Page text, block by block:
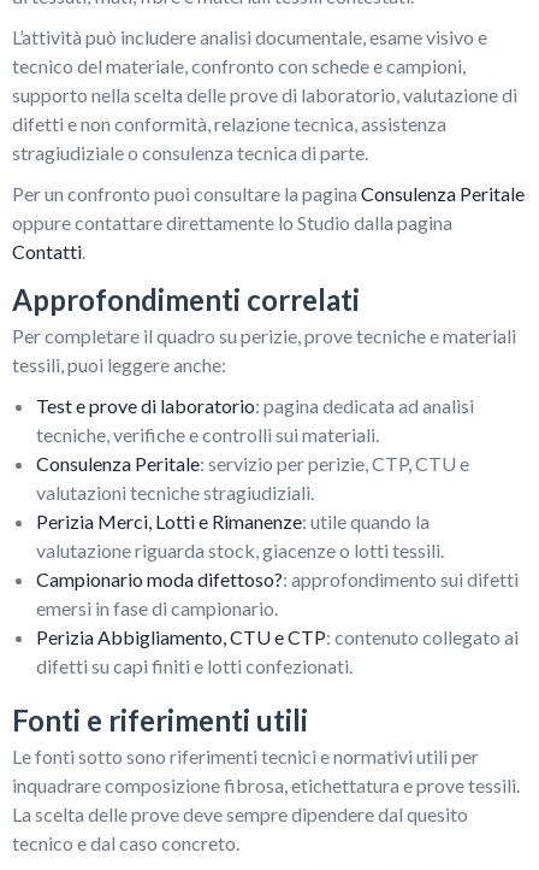
L’attività può includere analisi documentale, esame visivo e
tecnico del materiale, confronto con schede e campioni,
supporto nella scelta delle prove di laboratorio, valutazione di
difetti e non conformità, relazione tecnica, assistenza
stragiudiziale o consulenza tecnica di parte.
Per un confronto puoi consultare la pagina Consulenza Peritale
oppure contattare direttamente lo Studio dalla pagina
Contatti
Approfondimenti correlati
Per completare il quadro su perizie, prove tecniche e materiali
tessili, puoi leggere anche:
Test e prove di laboratorio: pagina dedicata ad analisi
tecniche, verifiche e controlli sui materiali.
Consulenza Peritale: servizio per perizie, CTP, CTU e
valutazioni tecniche stragiudiziali.
Perizia Merci, Lotti e Rimanenze: utile quando la
valutazione riguarda stock, giacenze o lotti tessili.
Campionario moda difettoso?: approfondimento sui difetti
emersi in fase di campionario.
Perizia Abbigliamento, CTU e CTP: contenuto collegato ai
difetti su capi finiti e lotti confezionati.
Fonti e riferimenti utili
Le fonti sotto sono riferimenti tecnici e normativi utili per
inquadrare composizione fibrosa, etichettatura e prove tessili.
La scelta delle prove deve sempre dipendere dal quesito
tecnico e dal caso concreto.